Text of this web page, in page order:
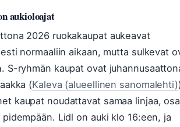
aukioloajat
2026 ruokakaupat aukeavat
normaaliin aikaan, mutta sulkevat
S-ryhmän kaupat ovat
(Kaleva (alueellinen sanomalehti)
kaupat noudattavat samaa linjaa,
Lidl on auki klo 16:een, ja